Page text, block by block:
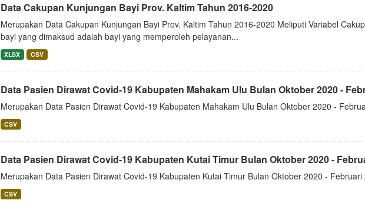
Data Cakupan Kunjungan Bayi Prov. Kaltim Tahun 2016-2020
Merupakan Data Cakupan Kunjungan Bayi Prov. Kaltim Tahun 2016-2020 Meliputi Variabel
bayi yang dimaksud adalah bayi yang memperoleh pelayanan...
XLSX CSV
Data Pasien Dirawat Covid-19 Kabupaten Mahakam Ulu Bulan Oktober 2020 -
Merupakan Data Pasien Dirawat Covid-19 Kabupaten Mahakam Ulu Bulan Oktober 2020 -
CSV
Data Pasien Dirawat Covid-19 Kabupaten Kutai Timur Bulan Oktober 2020 -
Merupakan Data Pasien Dirawat Covid-19 Kabupaten Kutai Timur Bulan Oktober 2020 - Februari
CSV